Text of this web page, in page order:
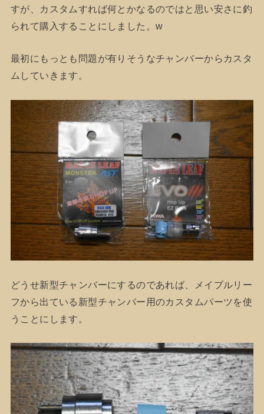
すが、カスタムすれば何とかなるのではと思い安さに釣
られて購入することにしました。w
最初にもっとも問題が有りそうなチャンバーからカスタ
ムしていきます。
どうせ新型チャンバーにするのであれば、メイプルリー
フから出ている新型チャンバー用のカスタムパーツを使
うことにします。